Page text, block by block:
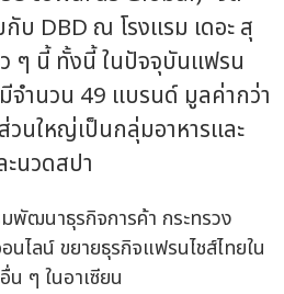
บ DBD ณ โรงแรม เดอะ สุ
ว ๆ นี้ ทั้งนี้ ในปัจจุบันแฟรน
จำนวน 49 แบรนด์ มูลค่ากว่า
นใหญ่เป็นกลุ่มอาหารและ
นวดสปา